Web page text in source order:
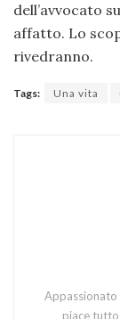
dell’avvocato
affatto. Lo
rivedranno.
Tags: Una vita
Appassionato
piace tutto